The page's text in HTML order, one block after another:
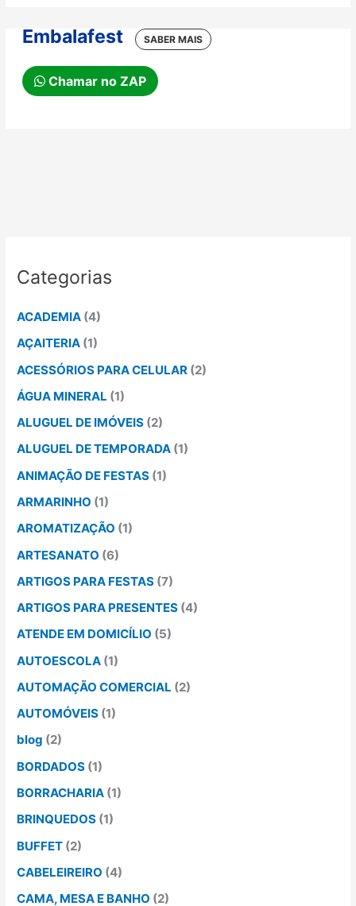
Embalafest
Chamar no ZAP
Categorias
ACADEMIA (4)
AÇAITERIA (1)
ACESSÓRIOS PARA CELULAR (2)
ÁGUA MINERAL (1)
ALUGUEL DE IMÓVEIS (2)
ALUGUEL DE TEMPORADA (1)
ANIMAÇÃO DE FESTAS (1)
ARMARINHO (1)
AROMATIZAÇÃO (1)
ARTESANATO (6)
ARTIGOS PARA FESTAS (7)
ARTIGOS PARA PRESENTES (4)
ATENDE EM DOMICÍLIO (5)
AUTOESCOLA (1)
AUTOMAÇÃO COMERCIAL (2)
AUTOMÓVEIS (1)
blog (2)
BORDADOS (1)
BORRACHARIA (1)
BRINQUEDOS (1)
BUFFET (2)
CABELEIREIRO (4)
CAMA, MESA E BANHO (2)